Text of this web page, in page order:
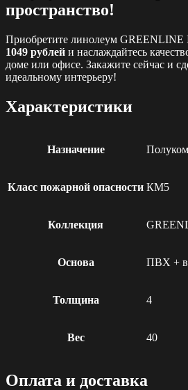
пространство!
Приобретите линолеум GREENLINE
1049 рублей и наслаждайтесь
доме или офисе. Закажите сейчас и
идеальному интерьеру!
Характеристики
Назначение
Класс пожарной опасности КМ5
Коллекция
Основа ПВХ +
Толщина 4
Вес 40
Оплата и доставка